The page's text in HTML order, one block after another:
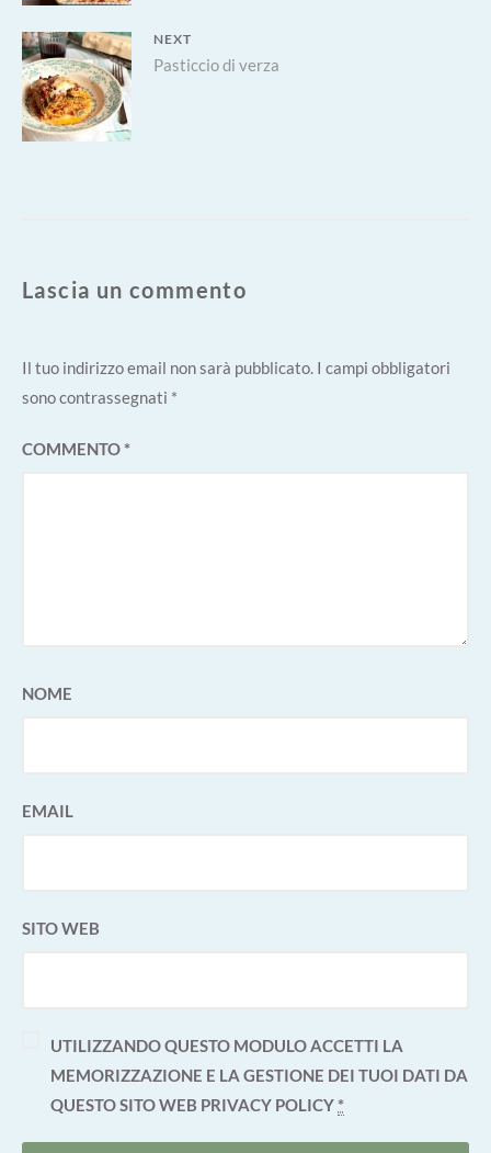
NEXT
Next
post:
Pasticcio di verza
Lascia un commento
Il tuo indirizzo email non sarà pubblicato. I campi obbligatori
sono contrassegnati *
COMMENTO*
NOME
EMAIL
SITO WEB
UTILIZZANDO QUESTO MODULO ACCETTI LA
MEMORIZZAZIONE E LA GESTIONE DEI TUOI DATI DA
QUESTO SITO WEB PRIVACY POLICY*